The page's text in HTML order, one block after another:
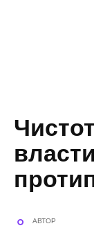
АВТОР